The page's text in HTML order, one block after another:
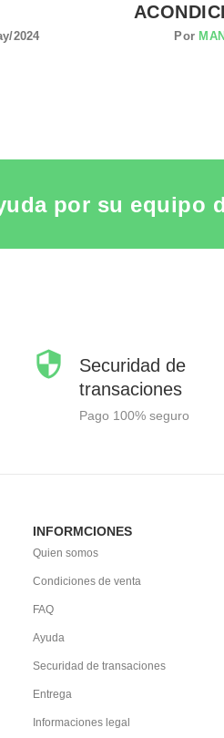
2024 Por
por su equipo
Securidad de
transaciones
Pago 100% seguro
INFORMCIONES
Quien somos
Condiciones de venta
FAQ
Ayuda
Securidad de transaciones
Entrega
Informaciones legal